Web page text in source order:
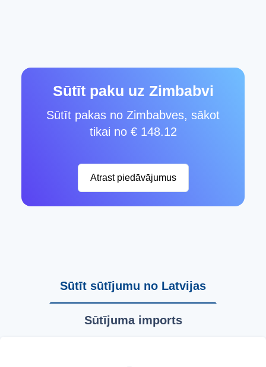
Sūtīt paku uz Zimbabvi
Sūtīt pakas no Zimbabves, sākot
tikai no € 148.12
Atrast piedāvājumus
Sūtīt sūtījumu no Latvijas
Sūtījuma imports